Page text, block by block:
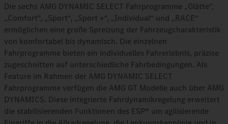
Die sechs AMG DYNAMIC SELECT Fahrprogramme „Glätte“,
„Comfort“, „Sport“, „Sport +“, „Individual“ und „RACE“
ermöglichen eine große Spreizung der Fahrzeugcharakteristik
von komfortabel bis dynamisch. Die einzelnen
Fahrprogramme bieten ein individuelles Fahrerlebnis, präzise
zugeschnitten auf unterschiedliche Fahrbedingungen. Als
Feature im Rahmen der AMG DYNAMIC SELECT
Fahrprogramme verfügen die AMG GT Modelle auch über AMG
DYNAMICS. Diese integrierte Fahrdynamikregelung erweitert
die stabilisierenden Funktionen des ESP® um agilisierende